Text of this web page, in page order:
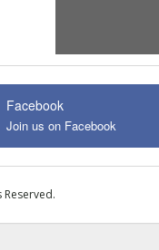
Facebook
Join us on Facebook
Reserved.